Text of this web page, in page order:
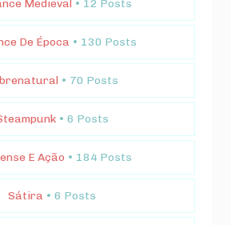
Medieval • 12 Posts
De Época • 130 Posts
• 70 Posts
• 6 Posts
E Ação • 184 Posts
Sátira • 6 Posts